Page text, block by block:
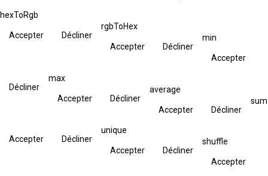
hexToRgb
Accepter Décliner
rgbToHex
Accepter Décliner
min
Accepter
Décliner
max
Accepter Décliner
average
Accepter Décliner
sum
Accepter Décliner
unique
Accepter Décliner
shuffle
Accepter